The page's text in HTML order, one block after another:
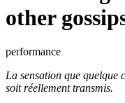
other
performance
La sensation que quelque
soit réellement transmis.